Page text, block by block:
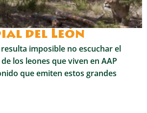
del León
imposible no escuchar el
los leones que viven en AAP
que emiten estos grandes